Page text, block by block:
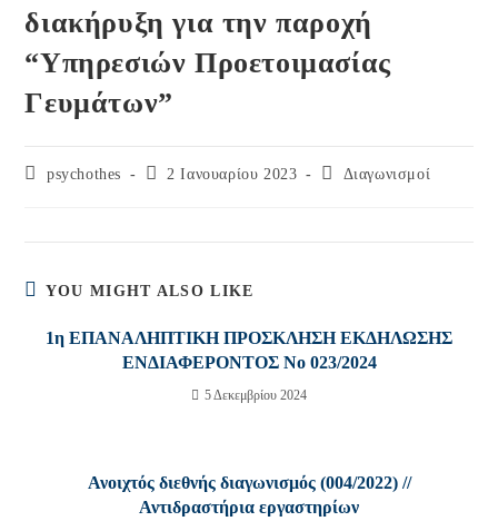
διακήρυξη για την παροχή
“Υπηρεσιών Προετοιμασίας
Γευμάτων”
Postpsychothes
Post2 Ιανουαρίου 2023
PostΔιαγωνισμοί
YOU MIGHT ALSO LIKE
1η ΕΠΑΝΑΛΗΠΤΙΚΗ ΠΡΟΣΚΛΗΣΗ ΕΚΔΗΛΩΣΗΣ
ΕΝΔΙΑΦΕΡΟΝΤΟΣ Νο 023/2024
5 Δεκεμβρίου 2024
Ανοιχτός διεθνής διαγωνισμός (004/2022) //
Αντιδραστήρια εργαστηρίων